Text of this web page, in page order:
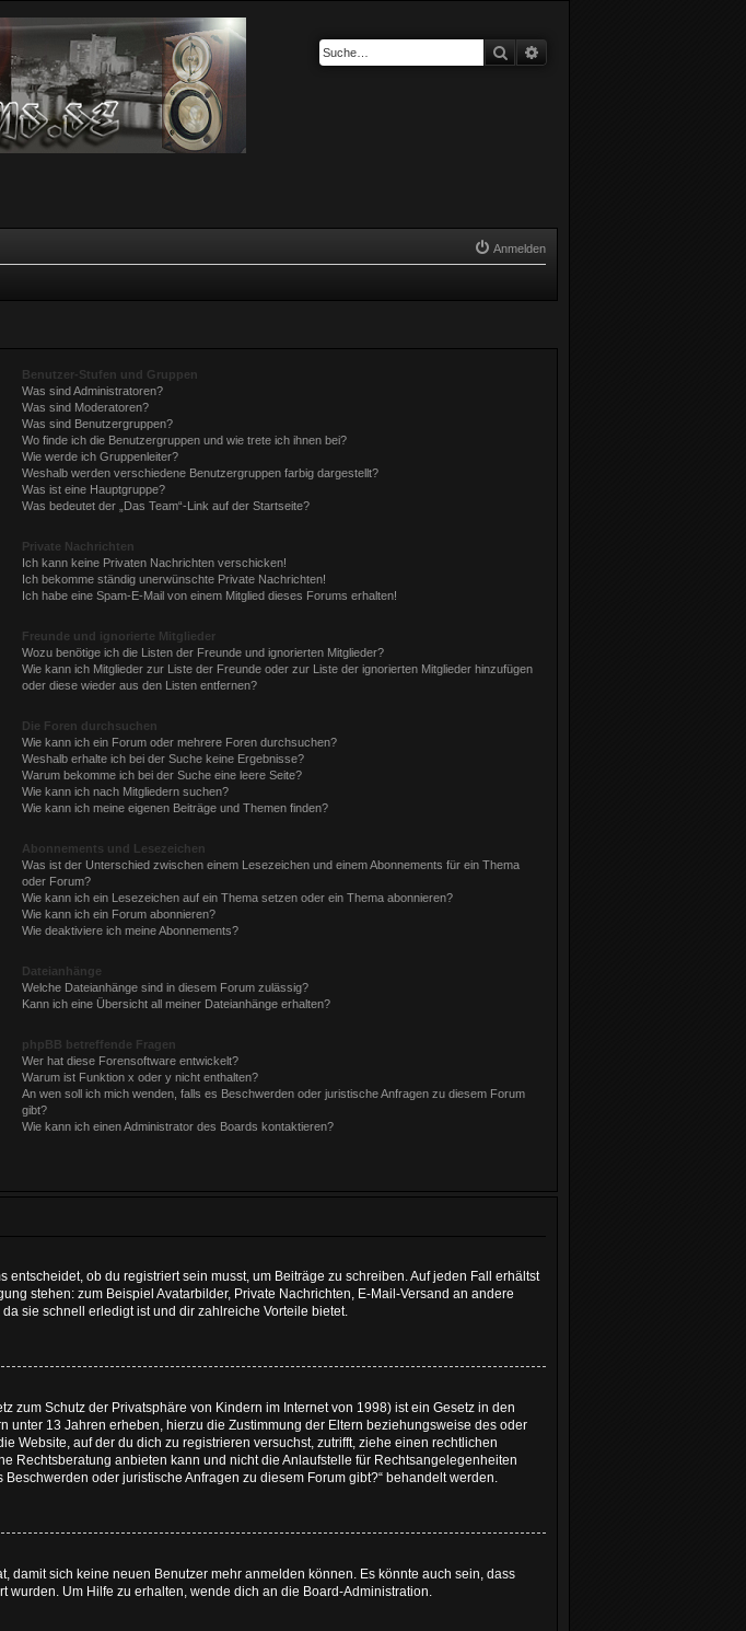
Suche
Anmelden
Benutzer-Stufen und Gruppen
Was sind Administratoren?
Was sind Moderatoren?
Was sind Benutzergruppen?
Wo finde ich die Benutzergruppen und wie trete ich ihnen bei?
Wie werde ich Gruppenleiter?
Weshalb werden verschiedene Benutzergruppen farbig dargestellt?
Was ist eine Hauptgruppe?
Was bedeutet der „Das Team“-Link auf der Startseite?
Private Nachrichten
Ich kann keine Privaten Nachrichten verschicken!
Ich bekomme ständig unerwünschte Private Nachrichten!
Ich habe eine Spam-E-Mail von einem Mitglied dieses Forums erhalten!
Freunde und ignorierte Mitglieder
Wozu benötige ich die Listen der Freunde und ignorierten Mitglieder?
Wie kann ich Mitglieder zur Liste der Freunde oder zur Liste der ignorierten Mitglieder hinzufügen
oder diese wieder aus den Listen entfernen?
Die Foren durchsuchen
Wie kann ich ein Forum oder mehrere Foren durchsuchen?
Weshalb erhalte ich bei der Suche keine Ergebnisse?
Warum bekomme ich bei der Suche eine leere Seite?
Wie kann ich nach Mitgliedern suchen?
Wie kann ich meine eigenen Beiträge und Themen finden?
Abonnements und Lesezeichen
Was ist der Unterschied zwischen einem Lesezeichen und einem Abonnements für ein Thema
oder Forum?
Wie kann ich ein Lesezeichen auf ein Thema setzen oder ein Thema abonnieren?
Wie kann ich ein Forum abonnieren?
Wie deaktiviere ich meine Abonnements?
Dateianhänge
Welche Dateianhänge sind in diesem Forum zulässig?
Kann ich eine Übersicht all meiner Dateianhänge erhalten?
phpBB betreffende Fragen
Wer hat diese Forensoftware entwickelt?
Warum ist Funktion x oder y nicht enthalten?
An wen soll ich mich wenden, falls es Beschwerden oder juristische Anfragen zu diesem Forum
gibt?
Wie kann ich einen Administrator des Boards kontaktieren?
ob du registriert sein musst, um Beiträge zu schreiben. Auf jeden Fall erhältst
stehen: zum Beispiel Avatarbilder, Private Nachrichten, E-Mail-Versand an andere
sie schnell erledigt ist und dir zahlreiche Vorteile bietet.
zum Schutz der Privatsphäre von Kindern im Internet von 1998) ist ein Gesetz in den
13 Jahren erheben, hierzu die Zustimmung der Eltern beziehungsweise des oder
Website, auf der du dich zu registrieren versuchst, zutrifft, ziehe einen rechtlichen
Rechtsberatung anbieten kann und nicht die Anlaufstelle für Rechtsangelegenheiten
oder juristische Anfragen zu diesem Forum gibt?“ behandelt werden.
sich keine neuen Benutzer mehr anmelden können. Es könnte auch sein, dass
Um Hilfe zu erhalten, wende dich an die Board-Administration.